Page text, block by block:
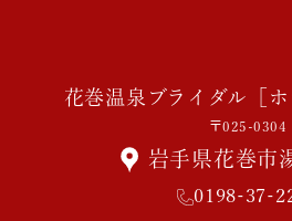
花巻温泉ブライダル［ホ
〒025-0304
岩手県花巻市
0198-37-